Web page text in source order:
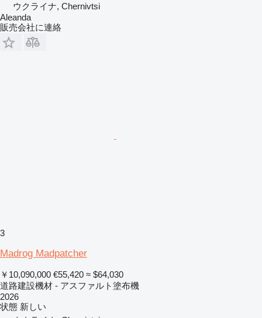
ウクライナ, Chernivtsi
Aleanda
販売会社に連絡
3
Madrog Madpatcher
￥10,090,000 €55,420 ≈ $64,030
道路建設機材 - アスファルト塗布機
2026
状態 新しい